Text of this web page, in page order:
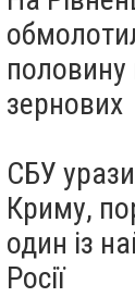
зернових
СБУ
Криму,
один із
Росії